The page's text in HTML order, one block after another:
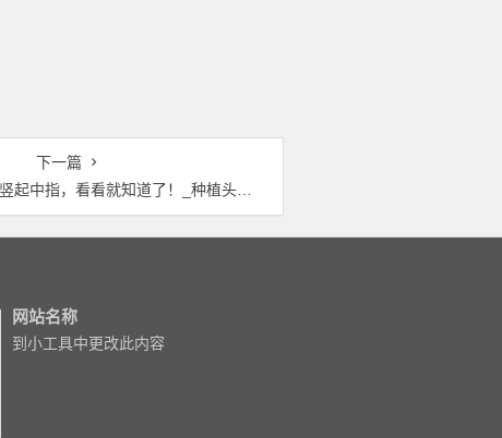
下一篇
中指，看看就知道了！_种植头发好不好
网站名称
到小工具中更改此内容